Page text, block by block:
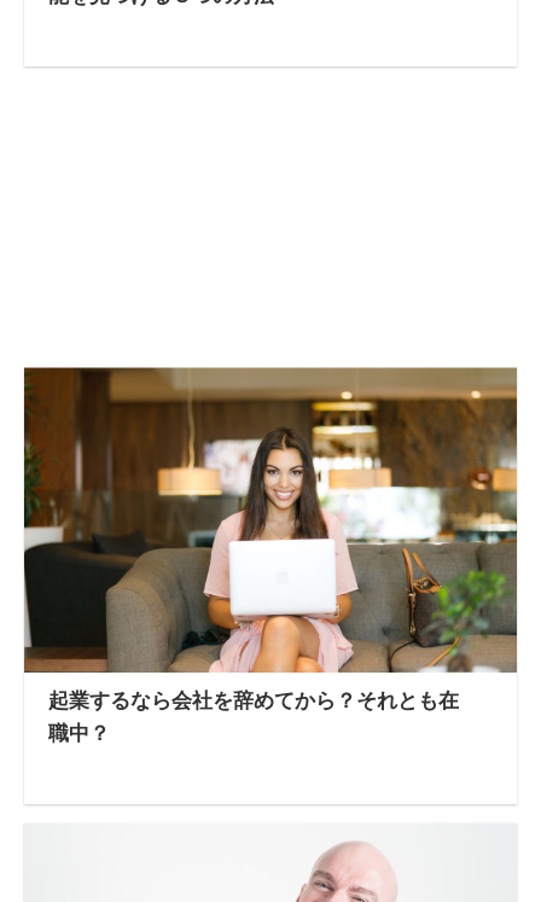
起業するなら会社を辞めてから？それとも在
職中？